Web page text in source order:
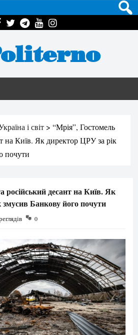
і світ > “Мрія”, Гостомель
на Київ. Як директор ЦРУ за рік
почути
російський десант на Київ. Як
Банкову його почути
0